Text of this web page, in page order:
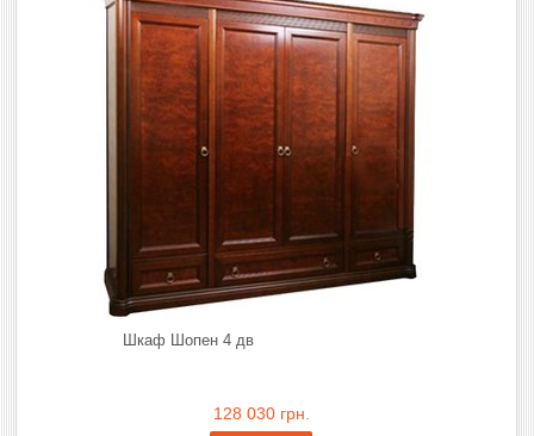
Шкаф Шопен 4 дв
128 030 грн.